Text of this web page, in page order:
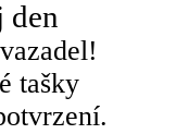
den
tašky